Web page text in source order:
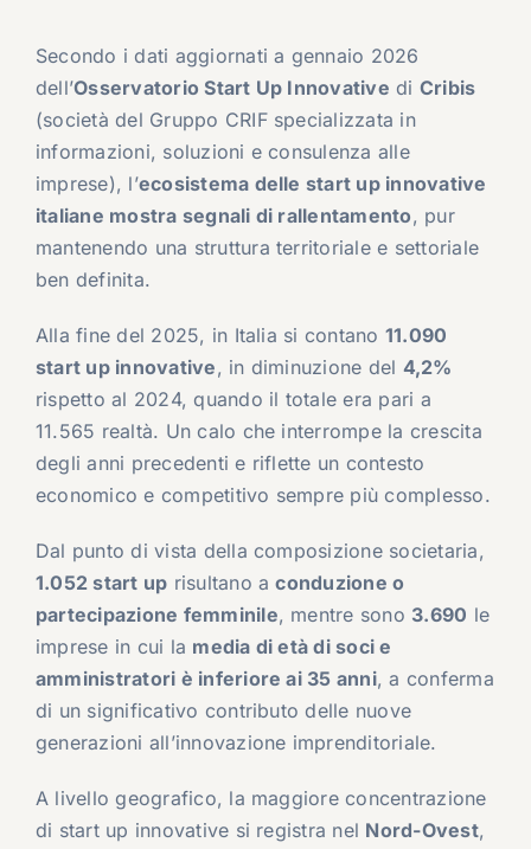
Secondo i dati aggiornati a gennaio 2026
dell’Osservatorio Start Up Innovative di Cribis
(società del Gruppo CRIF specializzata in
informazioni, soluzioni e consulenza alle
imprese), l’ecosistema delle start up innovative
italiane mostra segnali di rallentamento, pur
mantenendo una struttura territoriale e settoriale
ben definita.
Alla fine del 2025, in Italia si contano 11.090
start up innovative, in diminuzione del 4,2%
rispetto al 2024, quando il totale era pari a
11.565 realtà. Un calo che interrompe la crescita
degli anni precedenti e riflette un contesto
economico e competitivo sempre più complesso.
Dal punto di vista della composizione societaria,
1.052 start up risultano aconduzione o
partecipazione femminile, mentre sono 3.690 le
imprese in cui la media di età di soci e
amministratori è inferiore ai 35 anni, a conferma
di un significativo contributo delle nuove
generazioni all’innovazione imprenditoriale.
A livello geografico, la maggiore concentrazione
di start up innovative si registra nel Nord-Ovest,